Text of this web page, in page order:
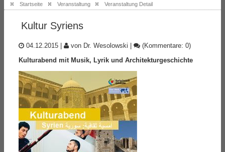
Startseite Veranstaltung Veranstaltung Detail
Kultur Syriens
04.12.2015 | von Dr. Wesolowski |
(Kommentare: 0)
Kulturabend mit Musik, Lyrik und Architekturgeschichte